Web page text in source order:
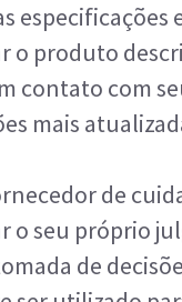
o produto
contato com
mais
de
o seu próprio
de